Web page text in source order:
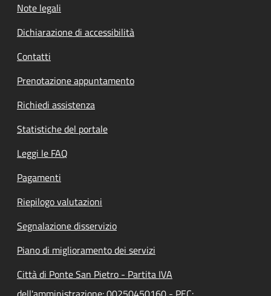
Note legali
Dichiarazione di accessibilità
Contatti
Prenotazione appuntamento
Richiedi assistenza
Statistiche del portale
Leggi le FAQ
Pagamenti
Riepilogo valutazioni
Segnalazione disservizio
Piano di miglioramento dei servizi
Città di Ponte San Pietro - Partita IVA